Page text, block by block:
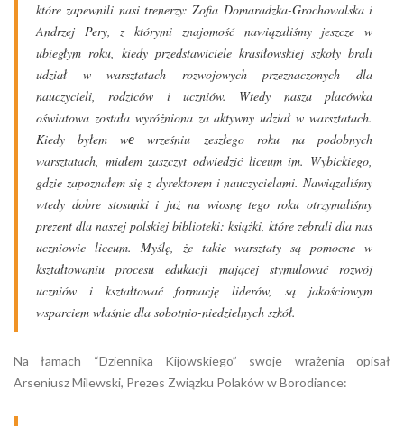
które zapewnili nasi trenerzy: Zofia Domaradzka-Grochowalska i
Andrzej Pery, z którymi znajomość nawiązaliśmy jeszcze w
ubiegłym roku, kiedy przedstawiciele krasiłowskiej szkoły brali
udział w warsztatach rozwojowych przeznaczonych dla
nauczycieli, rodziców i uczniów. Wtedy nasza placówka
oświatowa została wyróżniona za aktywny udział w warsztatach.
Kiedy byłem wе wrześniu zeszłego roku na podobnych
warsztatach, miałem zaszczyt odwiedzić liceum im. Wybickiego,
gdzie zapoznałem się z dyrektorem i nauczycielami. Nawiązaliśmy
wtedy dobre stosunki i już na wiosnę tego roku otrzymaliśmy
prezent dla naszej polskiej biblioteki: książki, które zebrali dla nas
uczniowie liceum. Myślę, że takie warsztaty są pomocne w
kształtowaniu procesu edukacji mającej stymulować rozwój
uczniów i kształtować formację liderów, są jakościowym
wsparciem właśnie dla sobotnio-niedzielnych szkół.
Na łamach “Dziennika Kijowskiego” swoje wrażenia opisał
Arseniusz Milewski, Prezes Związku Polaków w Borodiance: